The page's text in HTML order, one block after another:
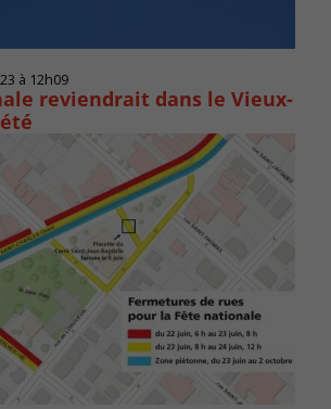
à 12h09
reviendrait dans le Vieux-